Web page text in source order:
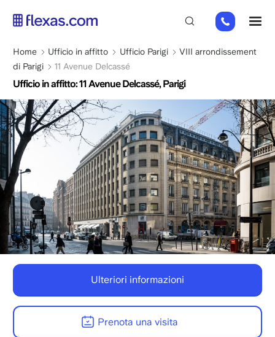
principale
01
82
88
Briciole
di
pane
Home Ufficio in affitto Ufficio Parigi
VIII arrondissement
di Parigi
11 Avenue Delcassé
Ufficio in affitto: 11 Avenue Delcassé, Parigi
Ulteriori informazioni
Prenota una visita